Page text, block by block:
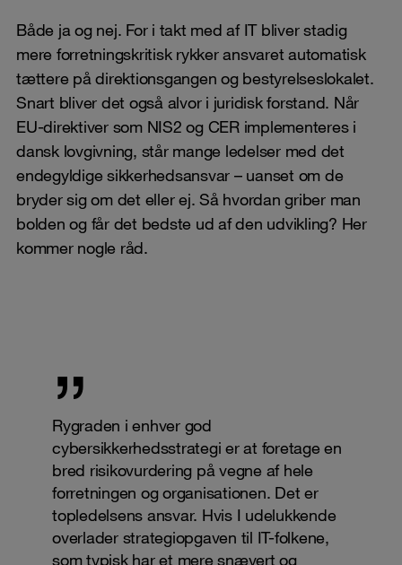
Både ja og nej. For i takt med af IT bliver stadig
mere forretningskritisk rykker ansvaret automatisk
tættere på direktionsgangen og bestyrelseslokalet.
Snart bliver det også alvor i juridisk forstand. Når
EU-direktiver som NIS2 og CER implementeres i
dansk lovgivning, står mange ledelser med det
endegyldige sikkerhedsansvar – uanset om de
bryder sig om det eller ej. Så hvordan griber man
bolden og får det bedste ud af den udvikling? Her
kommer nogle råd.
Rygraden i enhver god
cybersikkerhedsstrategi er at foretage en
bred risikovurdering på vegne af hele
forretningen og organisationen. Det er
topledelsens ansvar. Hvis I udelukkende
overlader strategiopgaven til IT-folkene,
som typisk har et mere snævert og